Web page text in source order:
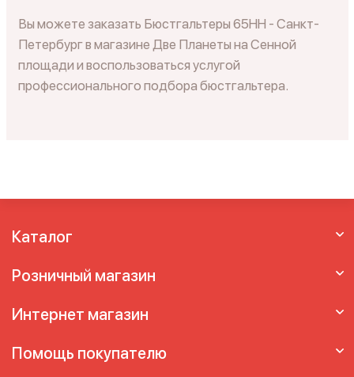
Вы можете заказать Бюстгальтеры 65HH - Санкт-
Петербург в магазине Две Планеты на Сенной
площади и воспользоваться услугой
профессионального подбора бюстгальтера.
Каталог
Розничный магазин
Интернет магазин
Помощь покупателю